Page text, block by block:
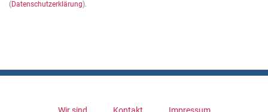
(Datenschutzerklärung).